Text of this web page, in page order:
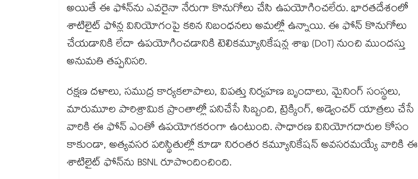
అయితే ఈ ఫోన్‌ను ఎవరైనా నేరుగా కొనుగోలు చేసి ఉపయోగించలేరు. భారతదేశంలో
శాటిలైట్ ఫోన్ల వినియోగంపై కఠిన నిబంధనలు అమల్లో ఉన్నాయి. ఈ ఫోన్ కొనుగోలు
చేయడానికి లేదా ఉపయోగించడానికి టెలికమ్యూనికేషన్ల శాఖ (DoT) నుంచి ముందస్తు
అనుమతి తప్పనిసరి.
రక్షణ దళాలు, సముద్ర కార్యకలాపాలు, విపత్తు నిర్వహణ బృందాలు, మైనింగ్ సంస్థలు,
మారుమూల పారిశ్రామిక ప్రాంతాల్లో పనిచేసే సిబ్బంది, ట్రెక్కింగ్, అడ్వెంచర్ యాత్రలు చేసే
వారికి ఈ ఫోన్ ఎంతో ఉపయోగకరంగా ఉంటుంది. సాధారణ వినియోగదారుల కోసం
కాకుండా, అత్యవసర పరిస్థితుల్లో కూడా నిరంతర కమ్యూనికేషన్ అవసరమయ్యే వారికి ఈ
శాటిలైట్ ఫోన్‌ను BSNL రూపొందించింది.